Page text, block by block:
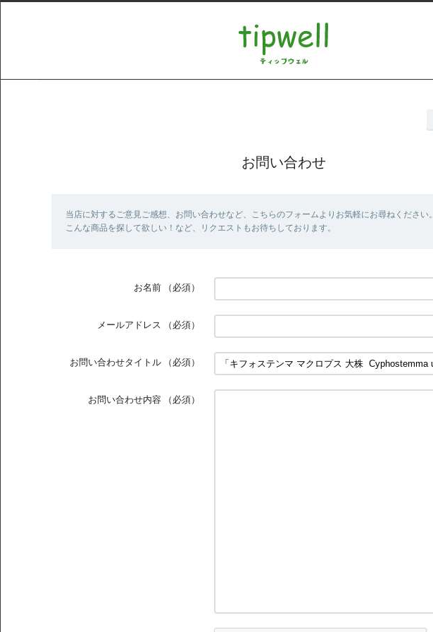
お問い合わせ
当店に対するご意見ご感想、お問い合わせなど、こちらのフォームよりお気軽にお尋ねください。
こんな商品を探して欲しい！など、リクエストもお待ちしております。
お名前 （必須）
メールアドレス （必須）
お問い合わせタイトル （必須）
お問い合わせ内容 （必須）